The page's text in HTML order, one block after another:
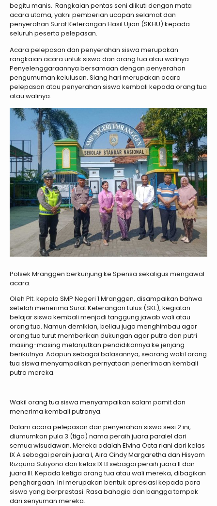
begitu manis. Rangkaian pentas seni diikuti dengan mata
acara utama, yakni pemberian ucapan selamat dan
penyerahan Surat Keterangan Hasil Ujian (SKHU) kepada
seluruh peserta pelepasan.
Acara pelepasan dan penyerahan siswa merupakan
rangkaian acara untuk siswa dan orang tua atau walinya.
Penyelenggaraannya bersamaan dengan penyerahan
pengumuman kelulusan. Siang hari merupakan acara
pelepasan atau penyerahan siswa kembali kepada orang tua
atau walinya.
Polsek Mranggen berkunjung ke Spensa sekaligus mengawal
acara.
Oleh Plt. kepala SMP Negeri 1 Mranggen, disampaikan bahwa
setelah menerima Surat Keterangan Lulus (SKL), kegiatan
belajar siswa kembali menjadi tanggung jawab wali atau
orang tua. Namun demikian, beliau juga menghimbau agar
orang tua turut memberikan dukungan agar putra dan putri
masing-masing melanjutkan pendidikannya ke jenjang
berikutnya. Adapun sebagai balasannya, seorang wakil orang
tua siswa menyampaikan pernyataan penerimaan kembali
putra mereka.
Wakil orang tua siswa menyampaikan salam pamit dan
menerima kembali putranya.
Dalam acara pelepasan dan penyerahan siswa sesi 2 ini,
diumumkan pula 3 (tiga) nama peraih juara paralel dari
semua wisudawan. Mereka adalah Elvina Octa riani dari kelas
IX A sebagai peraih juara I, Aira Cindy Margaretha dan Hisyam
Rizquna Sutiyono dari kelas IX B sebagai peraih juara II dan
juara III. Kepada ketiga orang tua atau wali mereka, dibagikan
penghargaan. Ini merupakan bentuk apresiasi kepada para
siswa yang berprestasi. Rasa bahagia dan bangga tampak
dari senyuman mereka.